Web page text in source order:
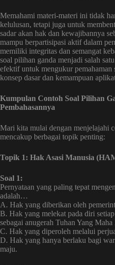
Memahami materi-materi ini tidak
kelulusan, tetapi juga untuk
sadar akan hak dan kewajibannya
mampu berpartisipasi aktif dalam
memiliki integritas dan semangat
soal pilihan ganda menjadi salah
efektif untuk mengukur pemahaman
konsep dasar dan kemampuan
Kumpulan Contoh Soal Pilihan
Pembahasannya
Mari kita mulai dengan menjelajahi
mencakup berbagai topik penting:
Topik 1: Hak Asasi Manusia
Soal 1:
Pernyataan yang paling tepat
adalah…
A. Hak yang diberikan oleh
B. Hak yang melekat pada diri
sebagai anugerah Tuhan Yang Maha
C. Hak yang diperoleh melalui
D. Hak yang hanya berlaku bagi
maju.